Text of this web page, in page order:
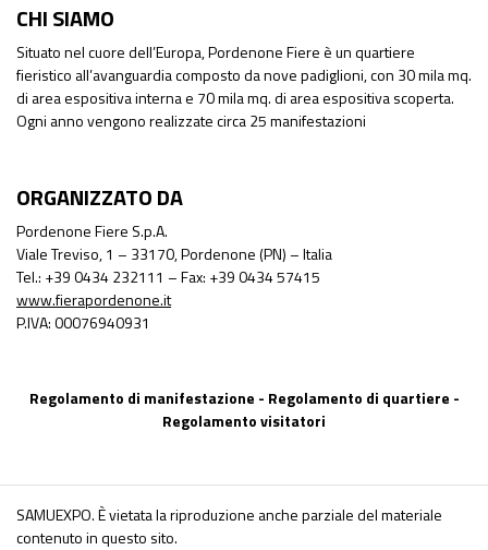
CHI SIAMO
Situato nel cuore dell’Europa, Pordenone Fiere è un quartiere
fieristico all’avanguardia composto da nove padiglioni, con 30 mila mq.
di area espositiva interna e 70 mila mq. di area espositiva scoperta.
Ogni anno vengono realizzate circa 25 manifestazioni
ORGANIZZATO DA
Pordenone Fiere S.p.A.
Viale Treviso, 1 – 33170, Pordenone (PN) – Italia
Tel.: +39 0434 232111 – Fax: +39 0434 57415
www.fierapordenone.it
P.IVA: 00076940931
Regolamento di manifestazione - Regolamento di quartiere -
Regolamento visitatori
SAMUEXPO. È vietata la riproduzione anche parziale del materiale
contenuto in questo sito.